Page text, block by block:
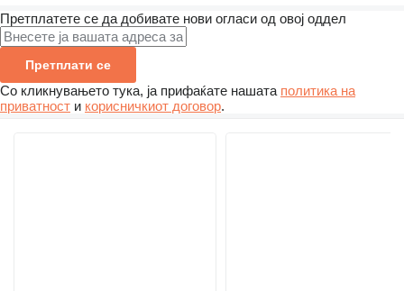
Претплатете се да добивате нови огласи од овој оддел
Претплати се
Со кликнувањето тука, ја прифаќате нашата политика на
приватност и корисничкиот договор.